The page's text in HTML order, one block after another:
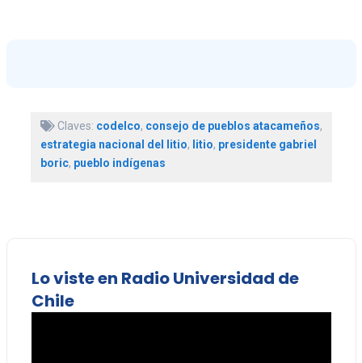
Claves: codelco, consejo de pueblos atacameños,
estrategia nacional del litio, litio, presidente gabriel
boric, pueblo indígenas
Lo viste en Radio Universidad de
Chile